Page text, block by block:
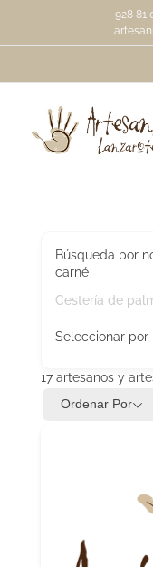
contenido
928 81
Búsqueda por
carné
Cestería de
Seleccionar por
17artesanos y
Ordenar Por